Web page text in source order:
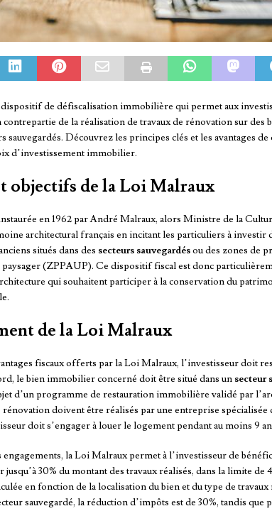
de défiscalisation immobilière qui permet aux
de la réalisation de travaux de rénovation sur des
sauvegardés. Découvrez les principes clés et les avantages
d’investissement immobilier.
objectifs de la Loi Malraux
en 1962 par André Malraux, alors Ministre de la
architectural français en incitant les particuliers à investir
situés dans des secteurs sauvegardésou des zones de
(ZPPAUP). Ce dispositif fiscal est donc
qui souhaitent participer à la conservation du
de la Loi Malraux
fiscaux offerts par la Loi Malraux, l’investisseur doit
le bien immobilier concerné doit être situé dans un secteur
d’un programme de restauration immobilière validé par
rénovation doivent être réalisés par une entreprise spécialisée
doit s’engager à louer le logement pendant au moins 9
la Loi Malraux permet à l’investisseur de
jusqu’à 30% du montant des travaux réalisés, dans la limite
en fonction de la localisation du bien et du type de
sauvegardé, la réduction d’impôts est de 30%, tandis que